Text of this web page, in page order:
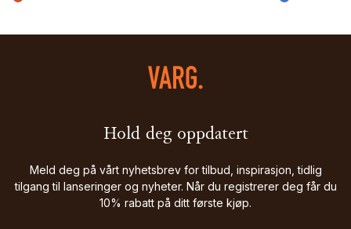
Hold deg oppdatert
Meld deg på vårt nyhetsbrev for tilbud, inspirasjon, tidlig
tilgang til lanseringer og nyheter. Når du registrerer deg får du
10% rabatt på ditt første kjøp.